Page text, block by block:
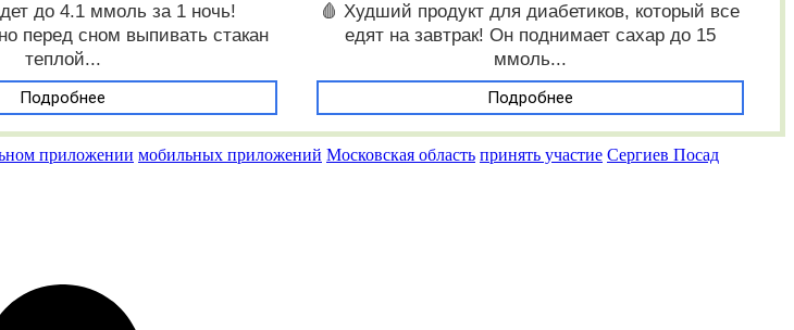
до 4.1 ммоль за 1 ночь!
перед сном выпивать стакан
теплой...
Подробнее
🩸 Худший продукт для диабетиков, который все
едят на завтрак! Он поднимает сахар до 15
ммоль...
Подробнее
приложении мобильных приложений Московская область принять участие Сергиев Посад